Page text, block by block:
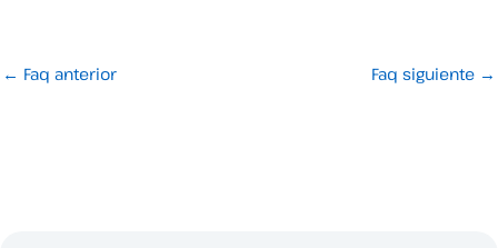
← Faq anterior Faq siguiente →